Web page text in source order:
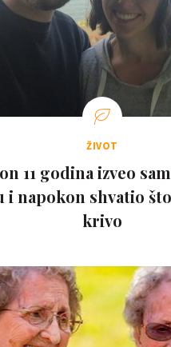
ŽIVOT
11 godina izveo
i napokon shvatio
krivo